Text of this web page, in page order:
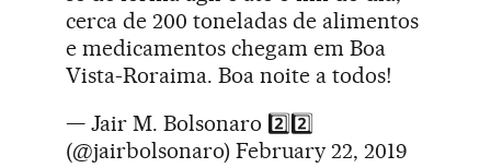
cerca de 200 toneladas de alimentos
e medicamentos chegam em Boa
Vista-Roraima. Boa noite a todos!
— Jair M. Bolsonaro 2️⃣2️⃣
(@jairbolsonaro) February 22, 2019